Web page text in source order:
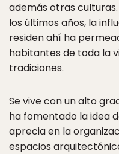
además otras
los últimos años, la
residen ahí ha
habitantes de toda la
tradiciones.
Se vive con un alto
ha fomentado la idea
aprecia en la
espacios